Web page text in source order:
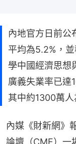
內地官方日前公
平均為5.2%，
學中國經濟思想
廣義失業率已達
其中約1300萬
內媒《財新網》
論壇（CMF）一